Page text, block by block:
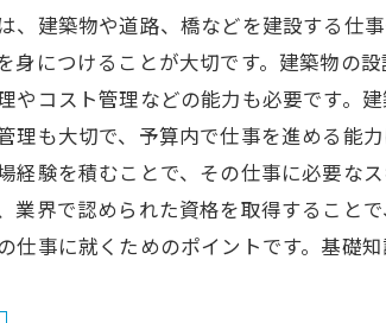
、建築物や道路、橋などを建設する仕
身につけることが大切です。建築物の
やコスト管理などの能力も必要です。
理も大切で、予算内で仕事を進める能
経験を積むことで、その仕事に必要な
業界で認められた資格を取得すること
仕事に就くためのポイントです。基礎